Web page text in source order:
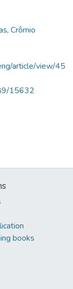
, Crômio
article/view/45
15632
books